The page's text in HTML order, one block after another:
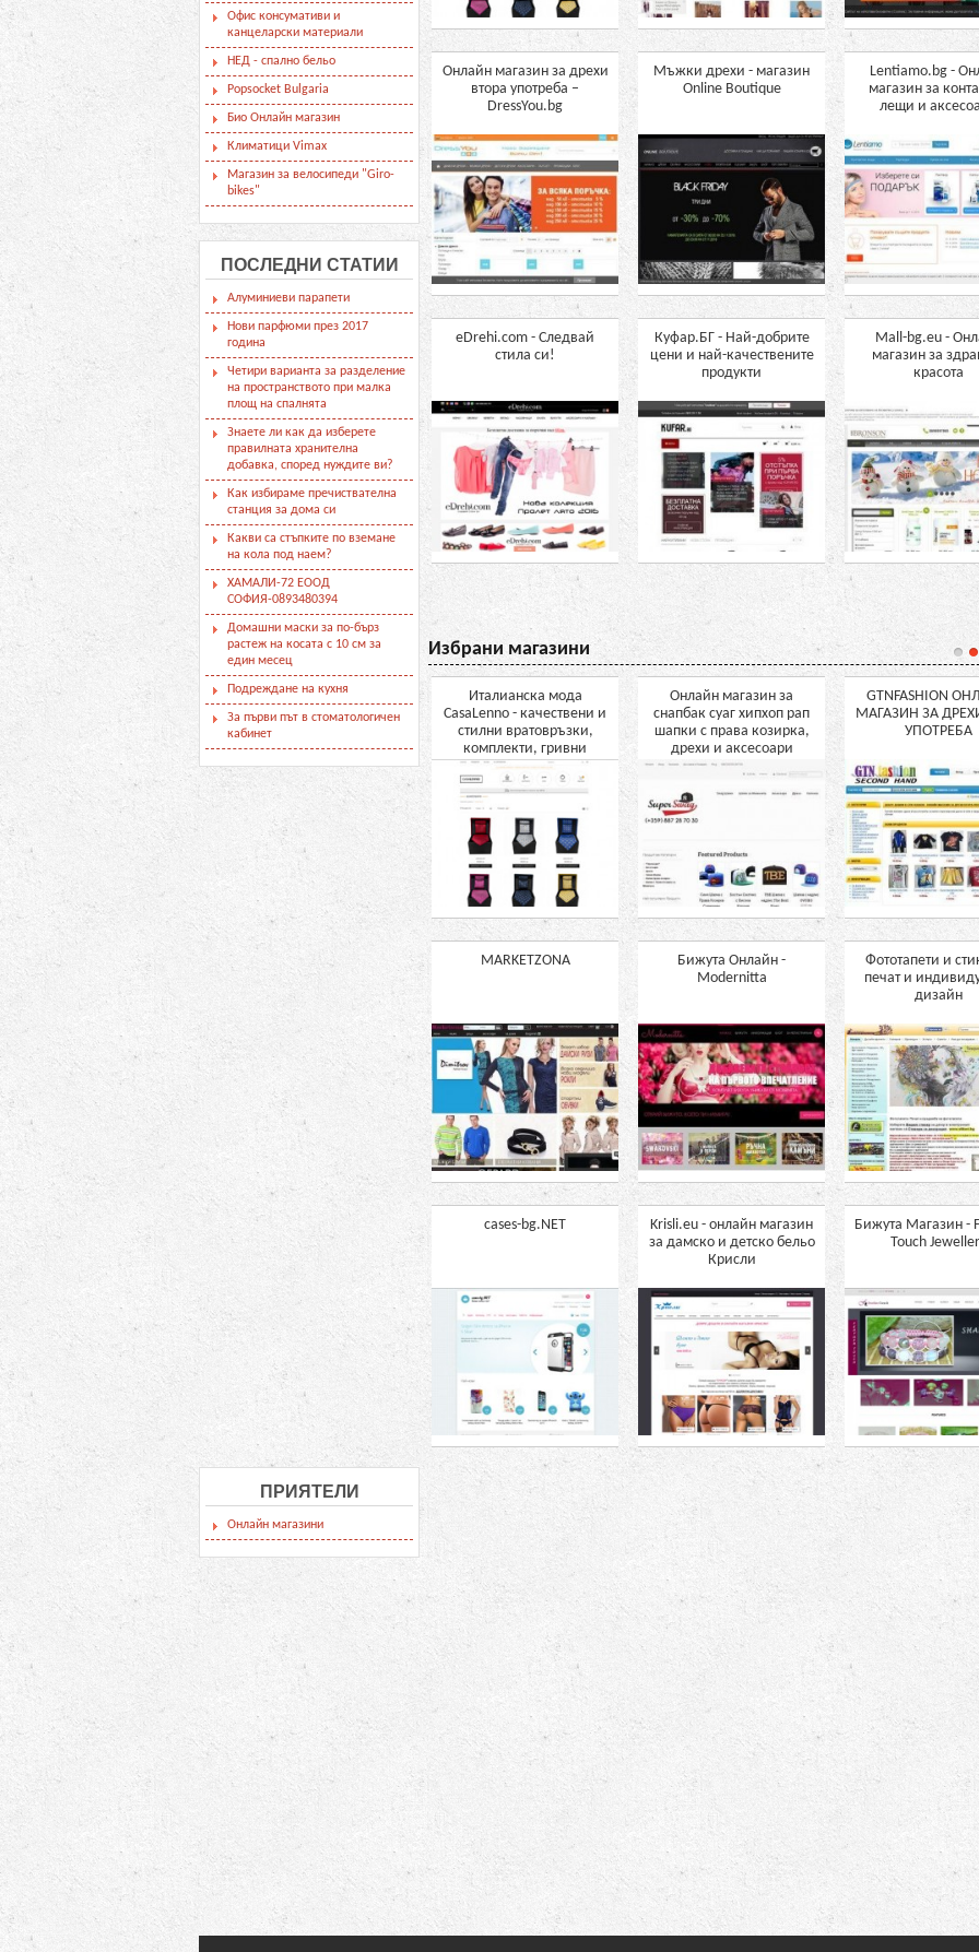
Офис консумативи и
канцеларски материали
НЕД - спално бельо
Popsocket Bulgaria
Био Онлайн магазин
Климатици Vimax
Магазин за велосипеди "Giro-
bikes"
ПОСЛЕДНИ СТАТИИ
Алуминиеви парапети
Нови парфюми през 2017
година
Четири варианта за разделение
на пространството при малка
площ на спалнята
Знаете ли как да изберете
правилната хранителна
добавка, според нуждите ви?
Как избираме пречиствателна
станция за дома си
Какви са стъпките по вземане
на кола под наем?
ХАМАЛИ-72 ЕООД
СОФИЯ-0893480394
Домашни маски за по-бърз
растеж на косата с 10 см за
един месец
Подреждане на кухня
За първи път в стоматологичен
кабинет
ПРИЯТЕЛИ
Онлайн магазини
Онлайн магазин за дрехи
втора употреба –
DressYou.bg
Мъжки дрехи - магазин
Online Boutique
Lentiamo.bg -
магазин за
лещи и
eDrehi.com - Следвай
стила си!
Куфар.БГ - Най-добрите
цени и най-качествените
продукти
Mall-bg.eu -
магазин за
красота
Избрани магазини
Италианска мода
CasaLenno - качествени и
стилни вратовръзки,
комплекти, гривни
Онлайн магазин за
снапбак суаг хипхоп рап
шапки с права козирка,
дрехи и аксесоари
GTNFASHION
МАГАЗИН ЗА
УПОТРЕБА
MARKETZONA
Бижута Онлайн -
Modernitta
Фототапети и
печат и
дизайн
cases-bg.NET
Krisli.eu - онлайн магазин
за дамско и детско бельо
Крисли
Бижута Магазин -
Touch